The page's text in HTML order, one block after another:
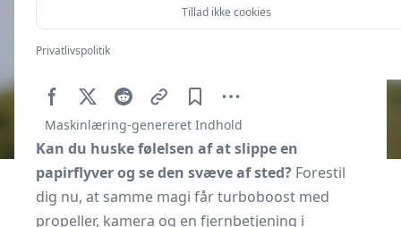
Gavebordet.dk
Maskinlæring-genereret Indhold
Kan du huske følelsen af at slippe en
papirflyver og se den svæve af sted? Forestil
dig nu, at samme magi får turbo­boost med
propeller, kamera og en fjern­betjening i
Tillad ikke cookies
Privatlivspolitik